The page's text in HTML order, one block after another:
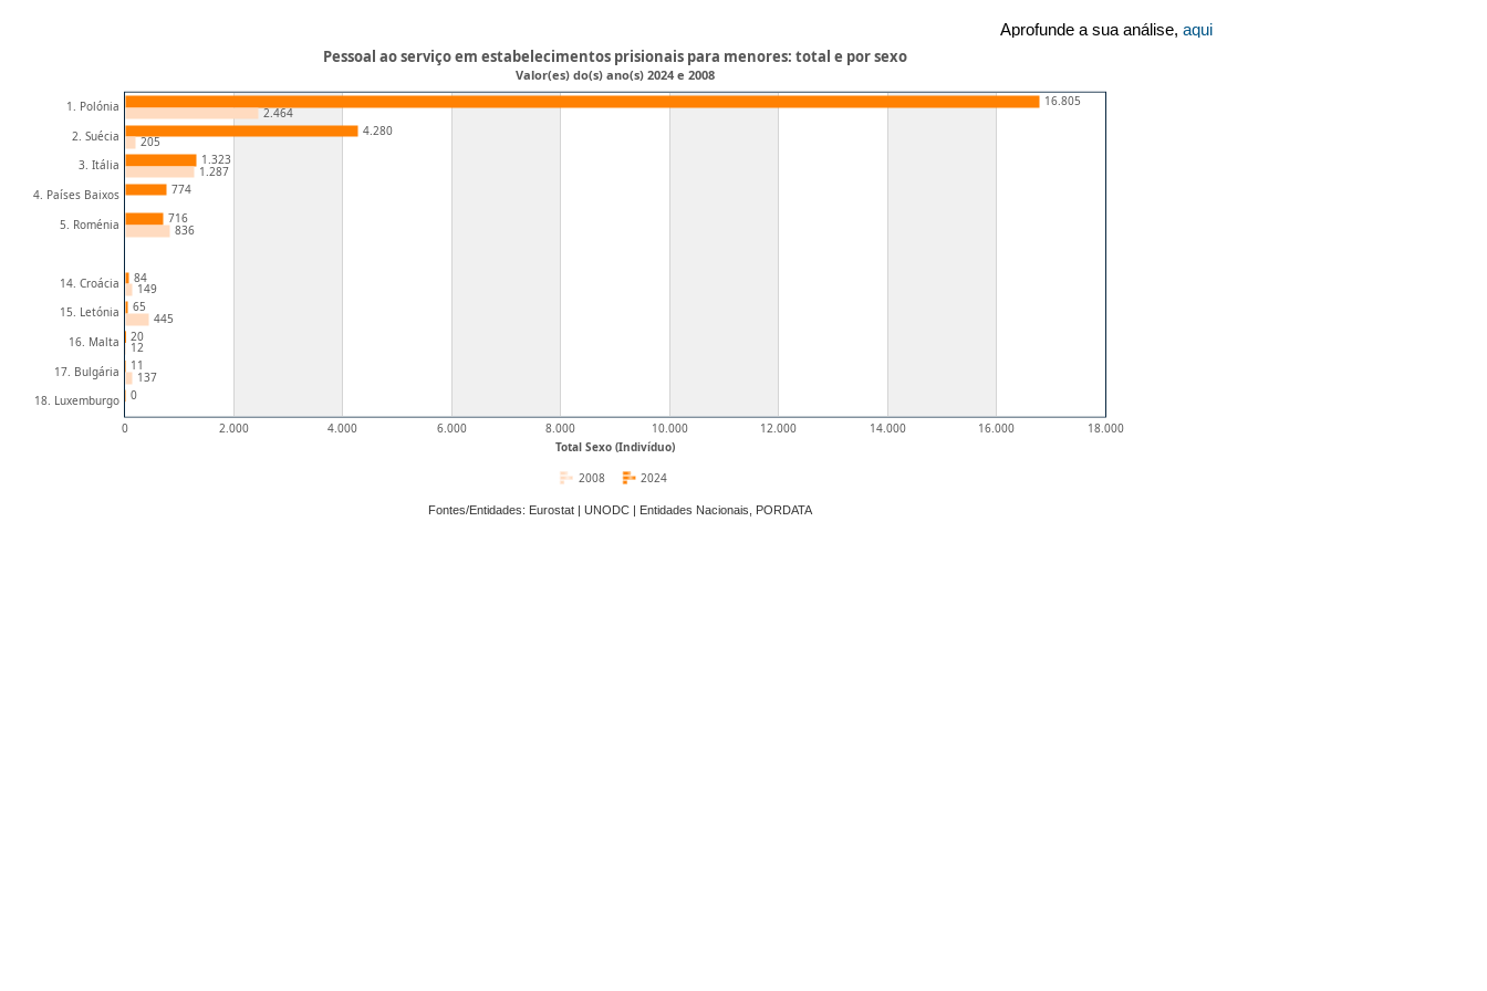
Aprofunde a sua análise, aqui
Total Sexo (Indivíduo)
0 2.000 4.000 6.000 8.000 10.000 12.000 14.000 16.000 18.000
1. Polónia
2. Suécia
3. Itália
4. Países Baixos
5. Roménia
14. Croácia
15. Letónia
16. Malta
17. Bulgária
18. Luxemburgo
16.805
4.280
1.323
774
716
84
65
20
11
0
2.464
205
1.287
836
149
445
12
137
Pessoal ao serviço em estabelecimentos prisionais para menores: total e por sexo
Valor(es) do(s) ano(s) 2024 e 2008
2024
2008
Fontes/Entidades: Eurostat | UNODC | Entidades Nacionais, PORDATA